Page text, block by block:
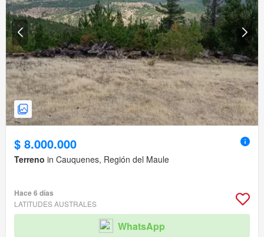
$ 8.000.000
Terreno in Cauquenes, Región del Maule
Hace 6 días
LATITUDES AUSTRALES
WhatsApp